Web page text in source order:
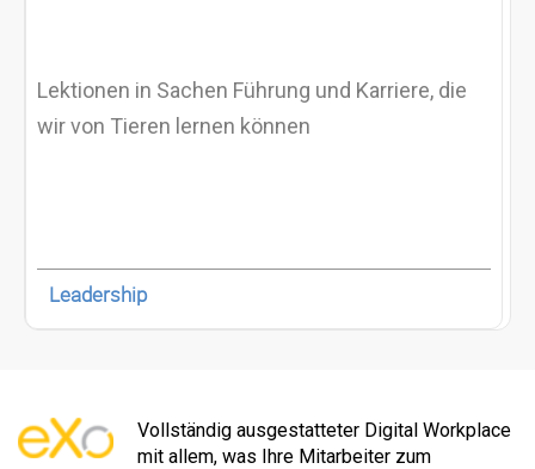
Lektionen in Sachen Führung und Karriere, die
wir von Tieren lernen können
Leadership
Vollständig ausgestatteter Digital Workplace
mit allem, was Ihre Mitarbeiter zum